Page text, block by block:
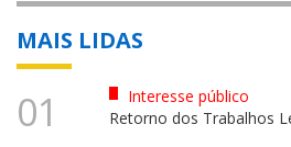
MAIS LIDAS
01
Interesse público
Retorno dos Trabalhos